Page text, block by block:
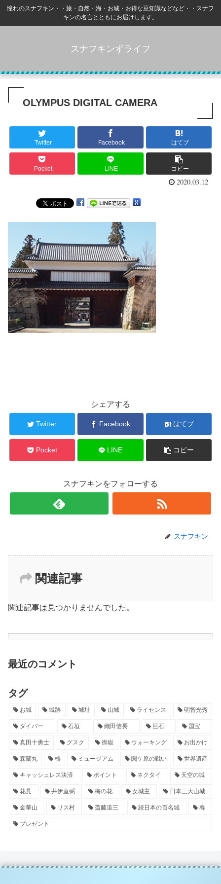
憧れのスナフキン・・旅・自然・海・お城・お得な豆知識などなど・・スナフ
キンの名言とともにお届けします。
スナフキンずライフ
OLYMPUS DIGITAL CAMERA
Twitter Facebook はてブ
Pocket LINE コピー
2020.03.12
シェアする
Twitter Facebook はてブ
Pocket LINE コピー
スナフキンをフォローする
スナフキン
関連記事
関連記事は見つかりませんでした。
最近のコメント
タグ
お城 城跡 城址 山城 ライセンス 明智光秀
ダイバー 石垣 織田信長 巨石 国宝
真田十勇士 グスク 御嶽 ウォーキング お出かけ
森蘭丸 櫓 ミュージアム 関ケ原の戦い 世界遺産
キャッシュレス決済 ポイント ネクタイ 天空の城
花見 井伊直弼 梅の花 女城主 日本三大山城
金華山 リス村 斎藤道三 続日本の百名城 春
プレゼント